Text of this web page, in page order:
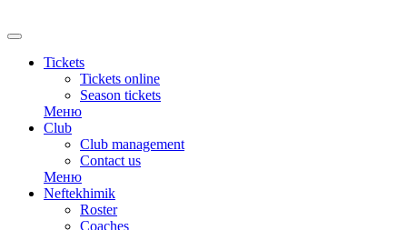
Tickets
Tickets online
Season tickets
Меню
Club
Club management
Contact us
Меню
Neftekhimik
Roster
Coaches